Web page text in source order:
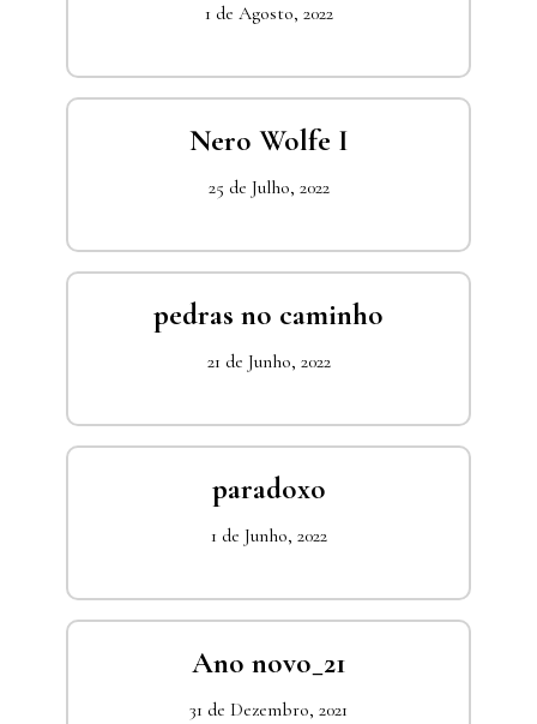
1 de Agosto, 2022
Nero Wolfe I
25 de Julho, 2022
pedras no caminho
21 de Junho, 2022
paradoxo
1 de Junho, 2022
Ano novo_21
31 de Dezembro, 2021